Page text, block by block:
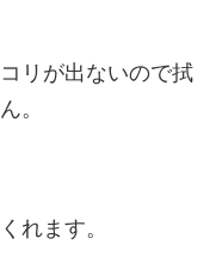
リが出ないので拭
。
れます。